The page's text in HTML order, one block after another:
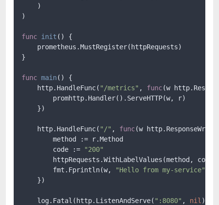
    )
)
func init ()
{
    prometheus.MustRegister(httpRequests)
}
func main()
{
    http.HandleFunc(
"/metrics" , func(w
        promhttp.Handler().ServeHTTP(w, r)
    })
    http.HandleFunc(
"/" , func(w
        method := r.Method
        code :=
"200"
httpRequests.WithLabelValues(method,
        fmt.Fprintln(w,
"Hello from my-service"
    })
    log.Fatal(http.ListenAndServe(
":8080" , nil ))